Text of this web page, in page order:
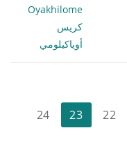
Oyakhilome
كريس
أوياكيلومي
22
23
24